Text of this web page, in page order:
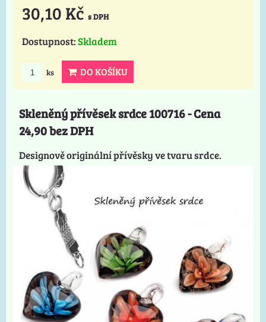
30,10 Kč s DPH
Dostupnost:Skladem
ks DO KOŠÍKU
Skleněný přívěsek srdce 100716 - Cena
24,90 bez DPH
Designově originální přívěsky ve tvaru srdce.